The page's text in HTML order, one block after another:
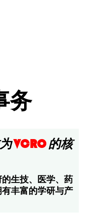
务
VCRO的核
生技、医学、药
丰富的学研与产